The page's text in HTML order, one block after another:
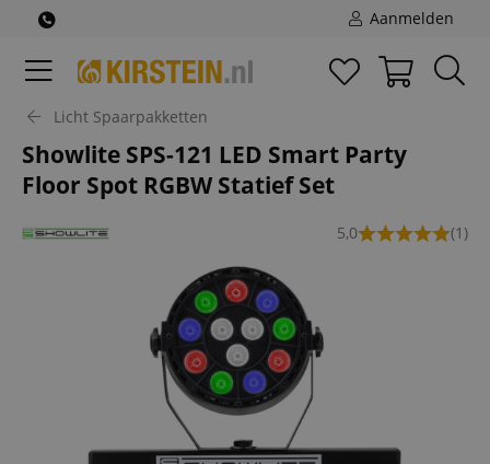
Aanmelden
Licht Spaarpakketten
Showlite SPS-121 LED Smart Party
Floor Spot RGBW Statief Set
5,0 (1)